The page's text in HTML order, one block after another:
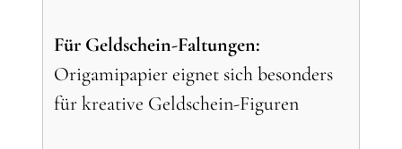
Für Geldschein-Faltungen:
Origamipapier eignet sich besonders
für kreative Geldschein-Figuren